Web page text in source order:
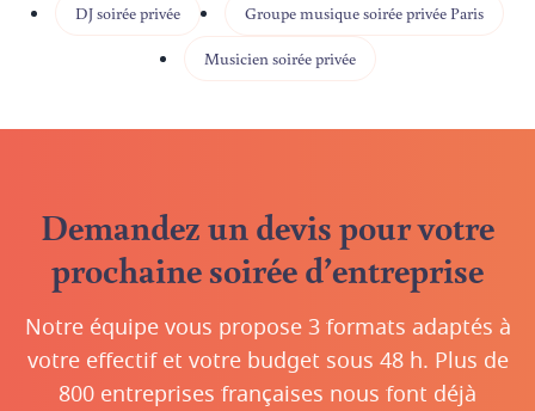
DJ soirée privée Groupe musique soirée privée Paris
Musicien soirée privée
Demandez un devis pour votre
prochaine soirée d’entreprise
Notre équipe vous propose 3 formats adaptés à
votre effectif et votre budget sous 48 h. Plus de
800 entreprises françaises nous font déjà